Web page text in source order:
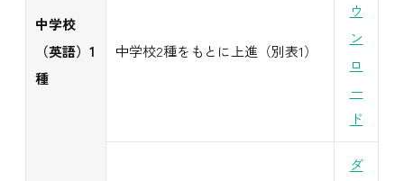
中学校
（英語）1
種
中学校2種をもとに上進（別表1）
ウ
ン
ロ
ー
ド
ダ